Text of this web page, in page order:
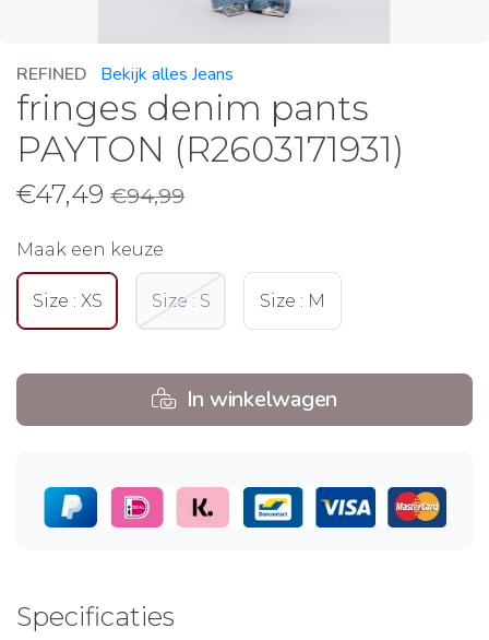
REFINED Bekijk alles Jeans
fringes denim pants
PAYTON (R2603171931)
€47,49 €94,99
Maak een keuze
Size : XS Size : S Size : M
In winkelwagen
Specificaties